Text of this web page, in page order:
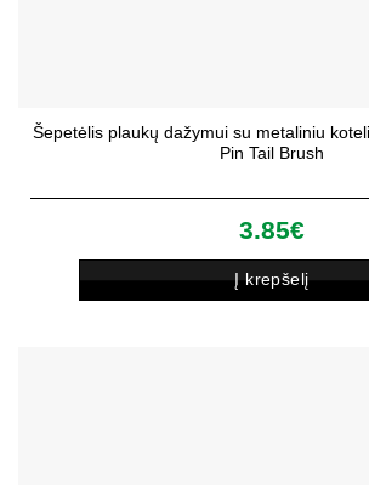
Šepetėlis plaukų dažymui su metaliniu
Pin Tail Brush
3.85€
Į krepšelį